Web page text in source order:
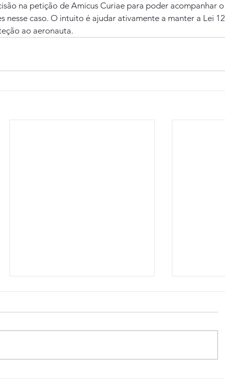
na petição de Amicus Curiae para poder acompanhar
nesse caso. O intuito é ajudar ativamente a manter a Lei
ao aeronauta.